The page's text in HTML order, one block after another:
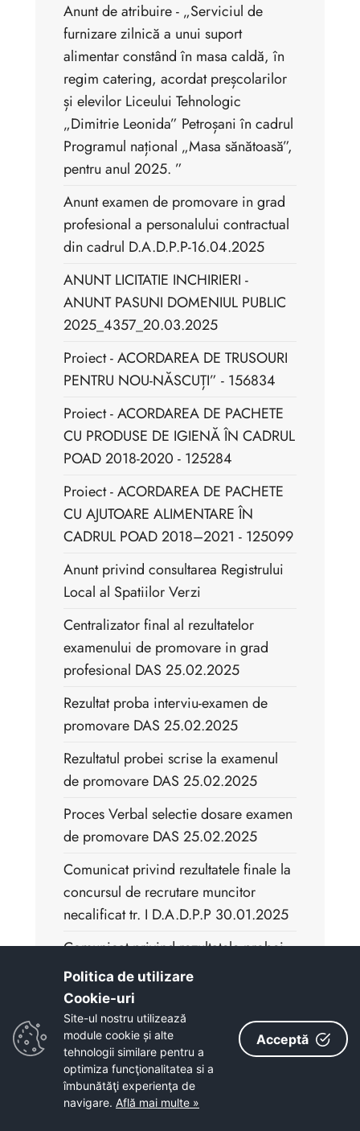
Anunt de atribuire - „Serviciul de
furnizare zilnică a unui suport
alimentar constând în masa caldă, în
regim catering, acordat preșcolarilor
și elevilor Liceului Tehnologic
„Dimitrie Leonida” Petroșani în cadrul
Programul național „Masa sănătoasă”,
pentru anul 2025. ”
Anunt examen de promovare in grad
profesional a personalului contractual
din cadrul D.A.D.P.P-16.04.2025
ANUNT LICITATIE INCHIRIERI -
ANUNT PASUNI DOMENIUL PUBLIC
2025_4357_20.03.2025
Proiect - ACORDAREA DE TRUSOURI
PENTRU NOU-NĂSCUȚI” - 156834
Proiect - ACORDAREA DE PACHETE
CU PRODUSE DE IGIENĂ ÎN CADRUL
POAD 2018-2020 - 125284
Proiect - ACORDAREA DE PACHETE
CU AJUTOARE ALIMENTARE ÎN
CADRUL POAD 2018–2021 - 125099
Anunt privind consultarea Registrului
Local al Spatiilor Verzi
Centralizator final al rezultatelor
examenului de promovare in grad
profesional DAS 25.02.2025
Rezultat proba interviu-examen de
promovare DAS 25.02.2025
Rezultatul probei scrise la examenul
de promovare DAS 25.02.2025
Proces Verbal selectie dosare examen
de promovare DAS 25.02.2025
Comunicat privind rezultatele finale la
concursul de recrutare muncitor
necalificat tr. I D.A.D.P.P 30.01.2025
Comunicat privind rezultatele probei
interviu la concursul de recrutare
muncitor necalificat tr. I D.A.D.P.P
30.01.2025
Comunicat privind rezultatele probei
practice la concursul de recrutare
muncitor necalificat tr. I D.A.D.P.P
30.01.2025
Politica de utilizare
Cookie-uri‎
Site-ul nostru utilizează
module cookie și alte
tehnologii similare pentru a
optimiza funcţionalitatea si a
îmbunătăţi experienţa de
navigare. Află mai multe »
Acceptă